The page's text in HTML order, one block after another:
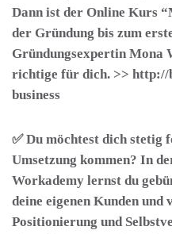
Dann ist der Online Kurs
der Gründung bis zum
Gründungsexpertin Mona
richtige für dich. >>
business
✅ Du möchtest dich
Umsetzung kommen? In
Workademy lernst du
deine eigenen Kunden
Positionierung und